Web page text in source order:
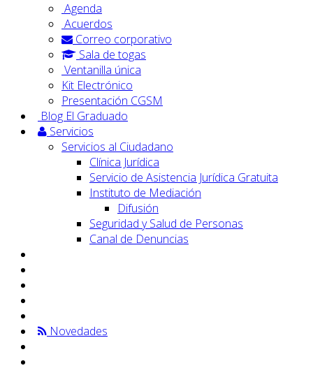
Agenda
Acuerdos
Correo corporativo
Sala de togas
Ventanilla única
Kit Electrónico
Presentación CGSM
Blog El Graduado
Servicios
Servicios al Ciudadano
Clínica Jurídica
Servicio de Asistencia Jurídica Gratuita
Instituto de Mediación
Difusión
Seguridad y Salud de Personas
Canal de Denuncias
Novedades